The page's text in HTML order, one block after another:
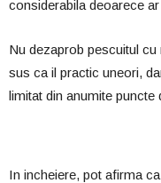
considerabila deoarece
Nu dezaprob pescuitul
sus ca il practic uneori,
limitat din anumite puncte
In incheiere, pot afirma